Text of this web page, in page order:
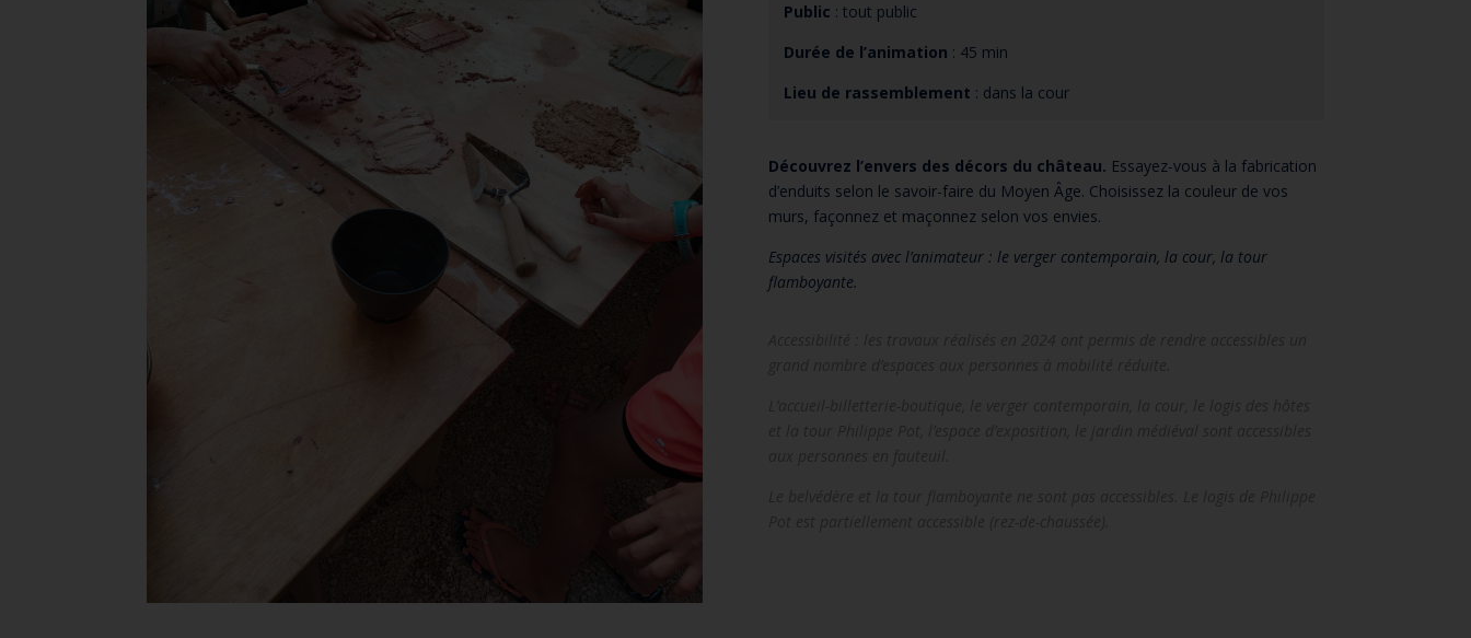
Public : tout public
Durée de l’animation : 45 min
Lieu de rassemblement : dans la cour
Découvrez l’envers des décors du château. Essayez-vous à la fabrication
d’enduits selon le savoir-faire du Moyen Âge. Choisissez la couleur de vos
murs, façonnez et maçonnez selon vos envies.
Espaces visités avec l’animateur : le verger contemporain, la cour, la tour
flamboyante.